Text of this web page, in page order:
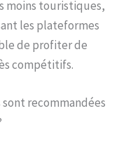
moins touristiques,
les plateformes
de profiter de
compétitifs.
recommandées